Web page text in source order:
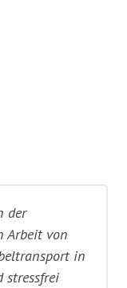
der
Arbeit von
in
stressfrei